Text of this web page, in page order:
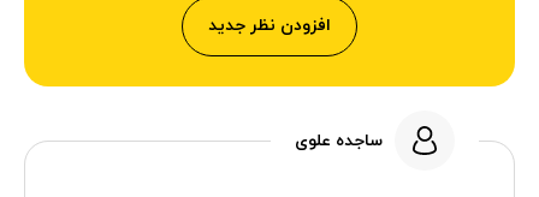
افزودن نظر جدید
ساجده علوی